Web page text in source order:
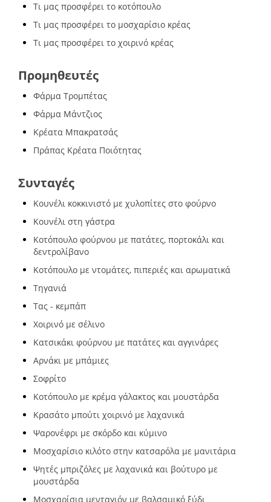
Τι μας προσφέρει το κοτόπουλο
Τι μας προσφέρει το μοσχαρίσιο κρέας
Τι μας προσφέρει το χοιρινό κρέας
Προμηθευτές
Φάρμα Τρομπέτας
Φάρμα Μάντζιος
Κρέατα Μπακρατσάς
Πράπας Κρέατα Ποιότητας
Συνταγές
Κουνέλι κοκκινιστό με χυλοπίτες στο φούρνο
Κουνέλι στη γάστρα
Κοτόπουλο φούρνου με πατάτες, πορτοκάλι και
δεντρολίβανο
Κοτόπουλο με ντομάτες, πιπεριές και αρωματικά
Τηγανιά
Τας - κεμπάπ
Χοιρινό με σέλινο
Κατσικάκι φούρνου με πατάτες και αγγινάρες
Αρνάκι με μπάμιες
Σοφρίτο
Κοτόπουλο με κρέμα γάλακτος και μουστάρδα
Κρασάτο μπούτι χοιρινό με λαχανικά
Ψαρονέφρι με σκόρδο και κύμινο
Μοσχαρίσιο κιλότο στην κατσαρόλα με μανιτάρια
Ψητές μπριζόλες με λαχανικά και βούτυρο με
μουστάρδα
Μοσχαρίσια μενταγιόν με βαλσαμικό ξύδι